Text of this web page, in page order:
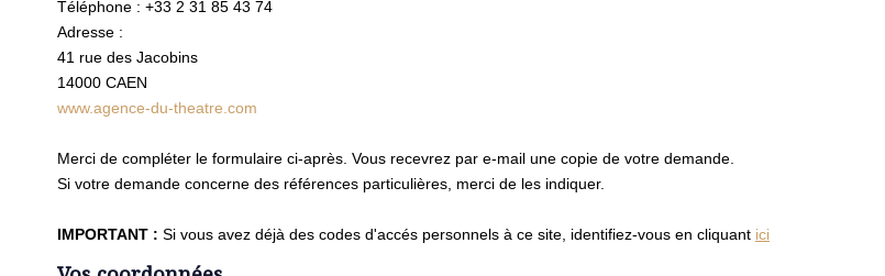
Téléphone : +33 2 31 85 43 74
Adresse :
41 rue des Jacobins
14000 CAEN
www.agence-du-theatre.com
Merci de compléter le formulaire ci-après. Vous recevrez par e-mail une copie de votre demande.
Si votre demande concerne des références particulières, merci de les indiquer.
IMPORTANT : Si vous avez déjà des codes d'accés personnels à ce site, identifiez-vous en cliquant ici